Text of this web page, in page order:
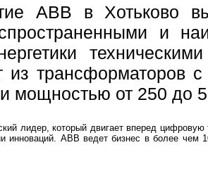
ABB в Хотьково
и
из трансформаторов
мощностью от 250 до
лидер, который двигает вперед
инноваций. ABB ведет бизнес в более